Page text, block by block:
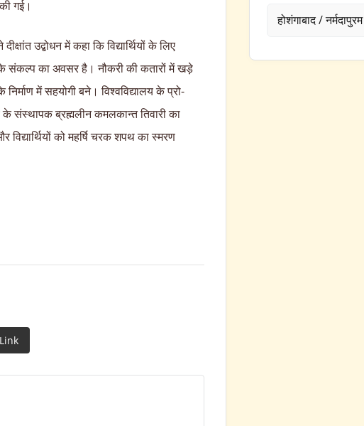
गई।
उद्बोधन में कहा कि विद्यार्थियों के लिए
के संकल्प का अवसर है। नौकरी की कतारों में खड़े
में सहयोगी बने। विश्वविद्यालय के प्रो-
के संस्थापक ब्रह्मलीन कमलकान्त तिवारी का
को महर्षि चरक शपथ का स्मरण
होशंगाबाद / नर्मदापुरम